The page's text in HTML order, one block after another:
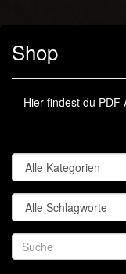
Shop
Hier findest du PDF